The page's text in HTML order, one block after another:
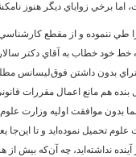
برخي زواياي ديگر هنوز
را طي ننموده و از مقطع
خود خطاب به آقاي دکتر
بدون داشتن فوق‌ليسانس
بنده هم مانع اعمال مقررات
بدون موافقت اوليه وزارت
تحميل نموده‌ايد و تا
نداشته‌ايد، چه آن‌که